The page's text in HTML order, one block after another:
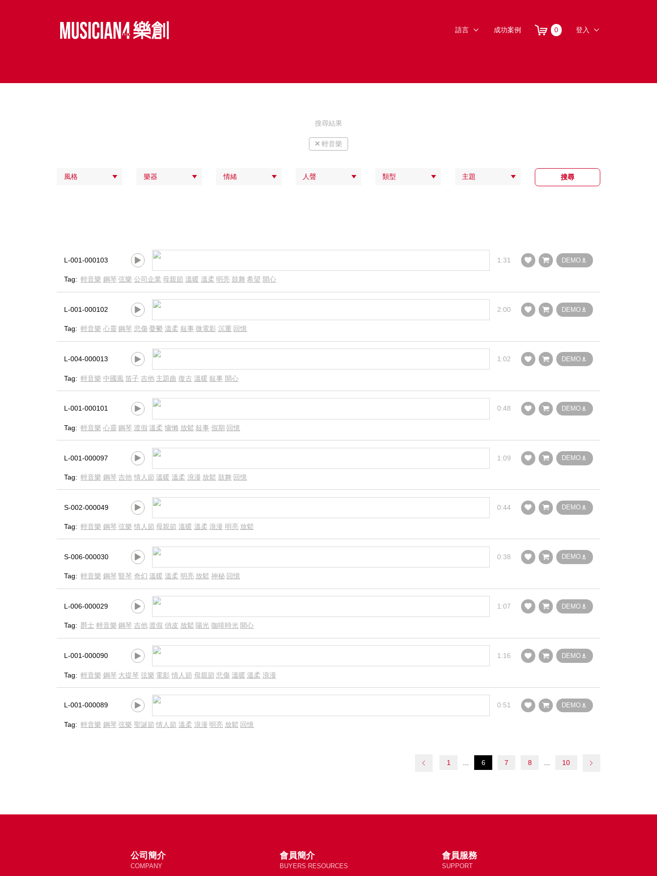
語言 成功案例 0 登入
搜尋結果
× 輕音樂
風格 樂器 情緒 人聲 類型 主題 搜尋
L-001-000103 1:31 DEMO
Tag: 輕音樂 鋼琴 弦樂 公司企業 母親節 溫暖 溫柔 明亮 鼓舞 希望 開心
L-001-000102 2:00 DEMO
Tag: 輕音樂 心靈 鋼琴 悲傷 憂鬱 溫柔 敍事 微電影 沉重 回憶
L-004-000013 1:02 DEMO
Tag: 輕音樂 中國風 笛子 吉他 主題曲 復古 溫暖 敍事 開心
L-001-000101 0:48 DEMO
Tag: 輕音樂 心靈 鋼琴 渡假 溫柔 慵懶 放鬆 敍事 假期 回憶
L-001-000097 1:09 DEMO
Tag: 輕音樂 鋼琴 吉他 情人節 溫暖 溫柔 浪漫 放鬆 鼓舞 回憶
S-002-000049 0:44 DEMO
Tag: 輕音樂 鋼琴 弦樂 情人節 母親節 溫暖 溫柔 浪漫 明亮 放鬆
S-006-000030 0:38 DEMO
Tag: 輕音樂 鋼琴 豎琴 奇幻 溫暖 溫柔 明亮 放鬆 神秘 回憶
L-006-000029 1:07 DEMO
Tag: 爵士 輕音樂 鋼琴 吉他 渡假 俏皮 放鬆 陽光 咖啡時光 開心
L-001-000090 1:16 DEMO
Tag: 輕音樂 鋼琴 大提琴 弦樂 電影 情人節 母親節 悲傷 溫暖 溫柔 浪漫
L-001-000089 0:51 DEMO
Tag: 輕音樂 鋼琴 弦樂 聖誕節 情人節 溫柔 浪漫 明亮 放鬆 回憶
1 6 7 8 10
公司簡介
COMPANY
會員簡介
BUYERS RESOURCES
會員服務
SUPPORT